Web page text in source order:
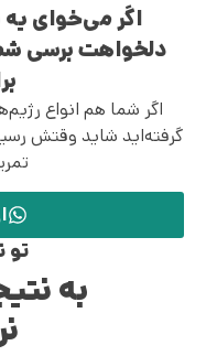
اگر می‌خوای
دلخواهت برسی
اگر شما هم انواع
گرفته‌اید شاید وقتش
تو
به